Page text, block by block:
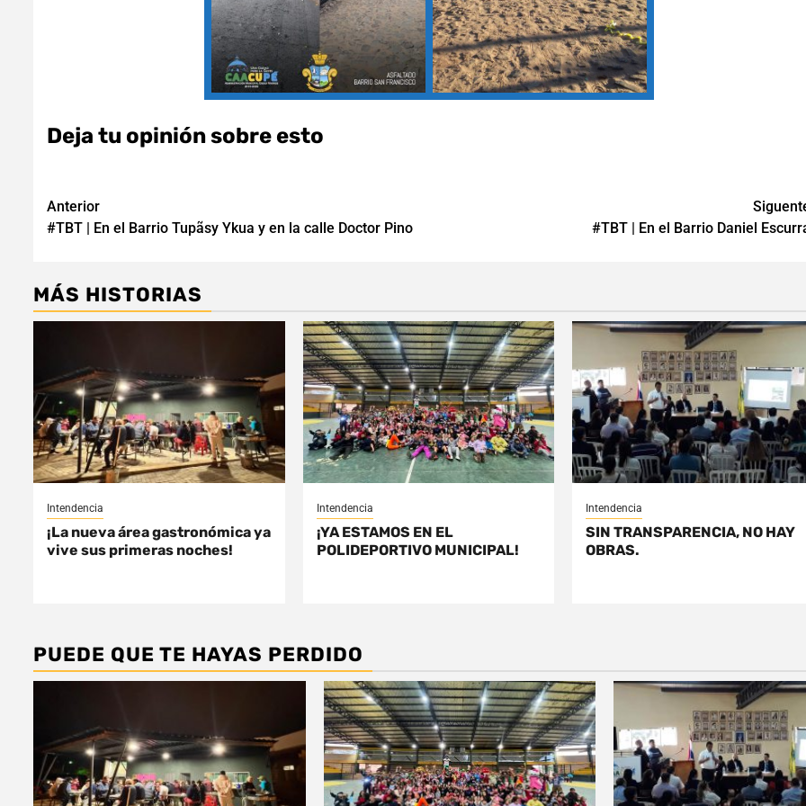
Deja tu opinión sobre esto
Navegación
de
Anterior
#TBT | En el Barrio Tupãsy Ykua y en la calle Doctor Pino
#TBT | En el Barrio Daniel
MÁS HISTORIAS
Intendencia
¡La nueva área gastronómica ya
vive sus primeras noches!
Intendencia
¡YA ESTAMOS EN EL
POLIDEPORTIVO MUNICIPAL!
Intendencia
SIN TRANSPARENCIA, NO HAY
OBRAS.
PUEDE QUE TE HAYAS PERDIDO